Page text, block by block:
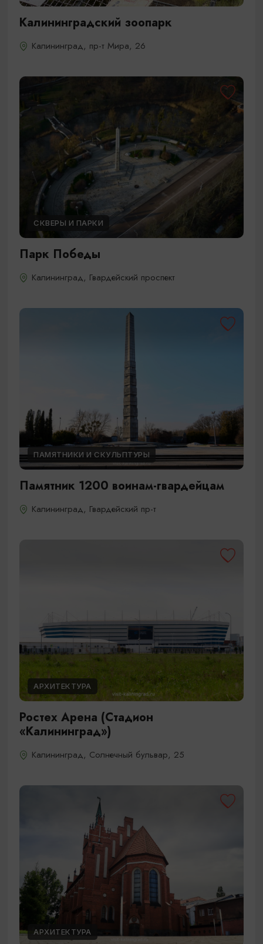
Калининградский зоопарк
Калининград, пр-т Мира, 26
СКВЕРЫ И ПАРКИ
Парк Победы
Калининград, Гвардейский проспект
ПАМЯТНИКИ И СКУЛЬПТУРЫ
Памятник 1200 воинам-гвардейцам
Калининград, Гвардейский пр-т
АРХИТЕКТУРА
Ростех Арена (Стадион
«Калининград»)
Калининград, Солнечный бульвар, 25
АРХИТЕКТУРА